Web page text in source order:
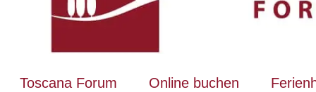
Toscana Forum Online buchen